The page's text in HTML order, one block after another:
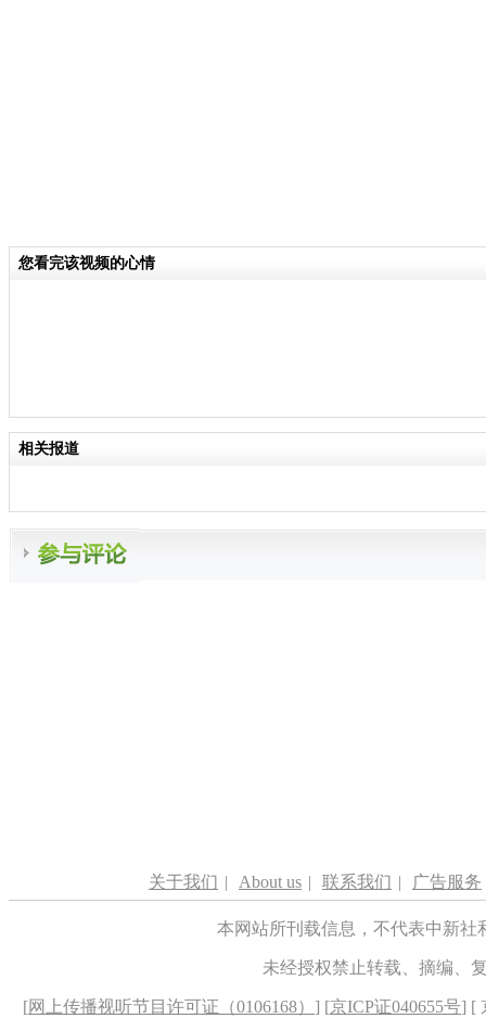
您看完该视频的心情
相关报道
关于我们 | About us | 联系我们 | 广告服务
本网站所刊载信息，不代表中新
未经授权禁止转载、摘编、
[网上传播视听节目许可证（0106168） ] [京ICP证040655号] [